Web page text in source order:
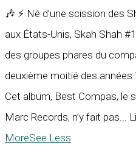
🎶 ⚡ Né d’une scission des
aux États-Unis, Skah Shah
des groupes phares du
deuxième moitié des
Cet album, Best Compas, le
Marc Records, n’y fait pas...
MoreSee Less